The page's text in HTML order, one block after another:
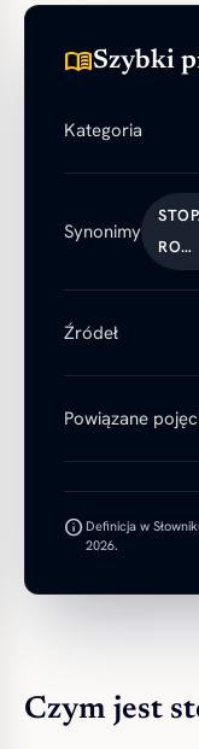
menu_bookSzybki
Kategoria
Synonimy
RO…
Źródeł
Powiązane
infoDefinicja w
2026.
Czym jest